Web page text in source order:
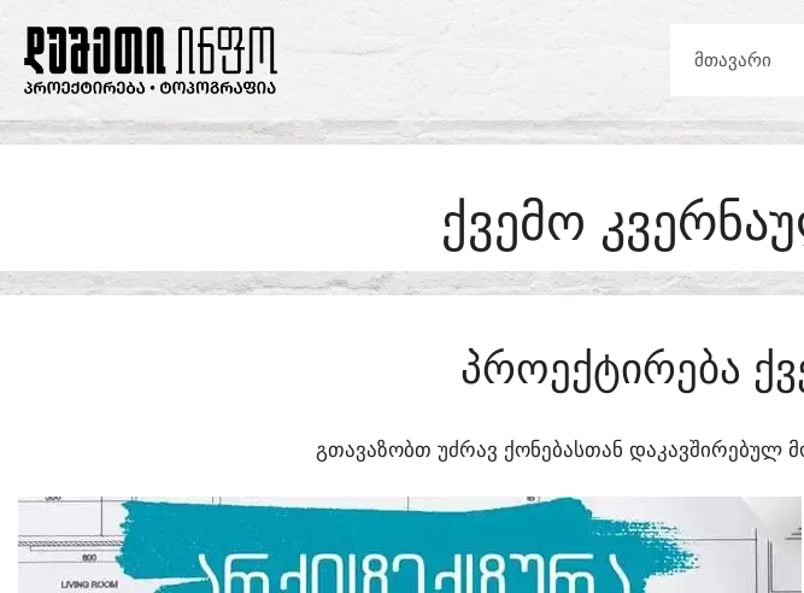
CONTENT
ᲛᲗᲐᲕᲐᲠᲘ
ᲥᲕᲔᲛᲝ
ᲞᲠᲝᲔᲥᲢᲘᲠᲔᲑᲐ
ᲒᲗᲐᲕᲐᲖᲝᲑᲗ ᲣᲫᲠᲐᲕ ᲥᲝᲜᲔᲑᲐᲡᲗᲐᲜ ᲓᲐᲙᲐᲕᲨᲘᲠᲔᲑᲣᲚ